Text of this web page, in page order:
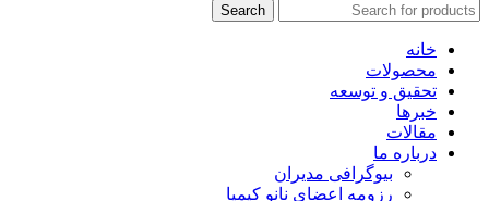
Search
خانه
محصولات
تحقیق و توسعه
خبرها
مقالات
درباره ما
بیوگرافی مدیران
رزومه اعضای نانو کیمیا